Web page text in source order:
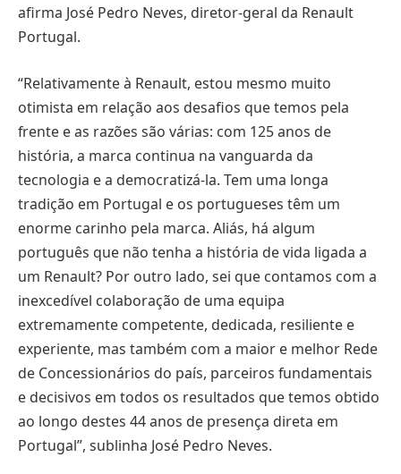
afirma José Pedro Neves, diretor-geral da Renault
Portugal.
“Relativamente à Renault, estou mesmo muito
otimista em relação aos desafios que temos pela
frente e as razões são várias: com 125 anos de
história, a marca continua na vanguarda da
tecnologia e a democratizá-la. Tem uma longa
tradição em Portugal e os portugueses têm um
enorme carinho pela marca. Aliás, há algum
português que não tenha a história de vida ligada a
um Renault? Por outro lado, sei que contamos com a
inexcedível colaboração de uma equipa
extremamente competente, dedicada, resiliente e
experiente, mas também com a maior e melhor Rede
de Concessionários do país, parceiros fundamentais
e decisivos em todos os resultados que temos obtido
ao longo destes 44 anos de presença direta em
Portugal”, sublinha José Pedro Neves.